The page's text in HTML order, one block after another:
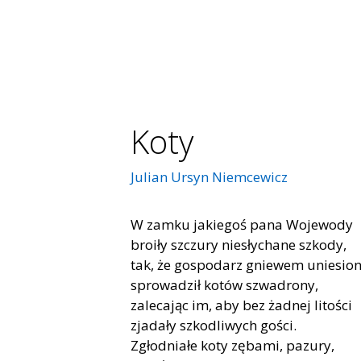
Koty
Julian Ursyn Niemcewicz
W zamku jakiegoś pana Wojewody
broiły szczury niesłychane szkody,
tak, że gospodarz gniewem
sprowadził kotów szwadrony,
zalecając im, aby bez żadnej litości
zjadały szkodliwych gości.
Zgłodniałe koty zębami, pazury,